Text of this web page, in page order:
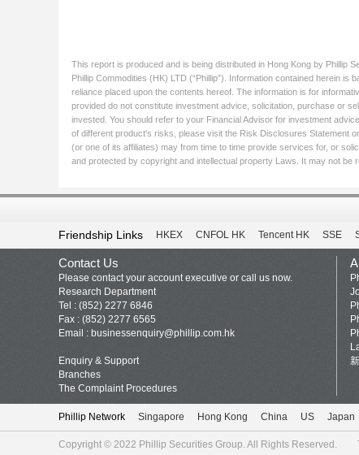
This report is produced and is being distributed in Hong Kong by Phillip
Phillip Commodities (HK) LTD (“Phillip”). Information contained herein
reliance placed upon the contents hereof. The information is for
provided do not constitute investment advice, solicitation, purchase or
invested. You should refer to your Financial Advisor for investment
of different product's risks, please visit the Risk Disclosures Statement
(or one of its affiliates) may from time to time provide services for, or
and protected by copyright and intellectual property Laws. It may not be
Friendship Links HKEX CNFOL HK Tencent HK SSE
Contact Us
Please contact your account executive or call us now.
Research Department
Tel : (852) 2277 6846
Fax : (852) 2277 6565
Email : businessenquiry@phillip.com.hk
Enquiry & Support
Branches
The Complaint Procedures
Phillip Network Singapore Hong Kong China US Japan
Copyright © 2022 Phillip Securities Group. All Rights Reserved.